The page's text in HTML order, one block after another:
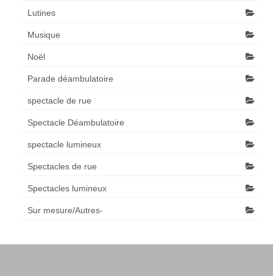
Lutines
Musique
Noël
Parade déambulatoire
spectacle de rue
Spectacle Déambulatoire
spectacle lumineux
Spectacles de rue
Spectacles lumineux
Sur mesure/Autres-